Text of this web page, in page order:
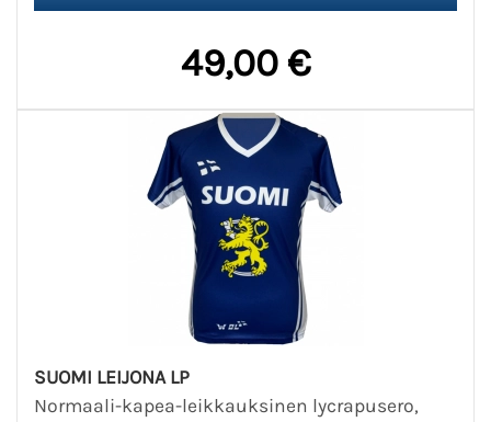
49,00 €
SUOMI LEIJONA LP
Normaali-kapea-leikkauksinen lycrapusero,